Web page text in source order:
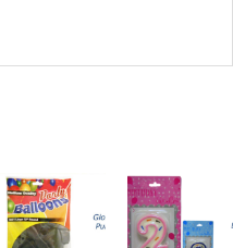
52003
-
Globo
53003
-
FK6262